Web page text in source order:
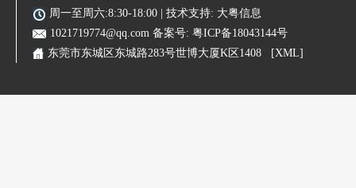
主营业务:东莞网站建设|东莞网站优化|东莞SEO优化推广|品牌网站|手机网站|微信小程序|霸屏推广
周一至周六:8:30-18:00 | 技术支持: 大粤信息
1021719774@qq.com 备案号: 粤ICP备18043144号
东莞市东城区东城路283号世博大厦K区1408 [XML]